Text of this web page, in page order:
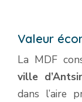
Valeur
La MDF
ville
dans l’aire